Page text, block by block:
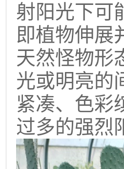
射阳光下可
即植物伸展
天然怪物形
光或明亮的
紧凑、色彩
过多的强烈